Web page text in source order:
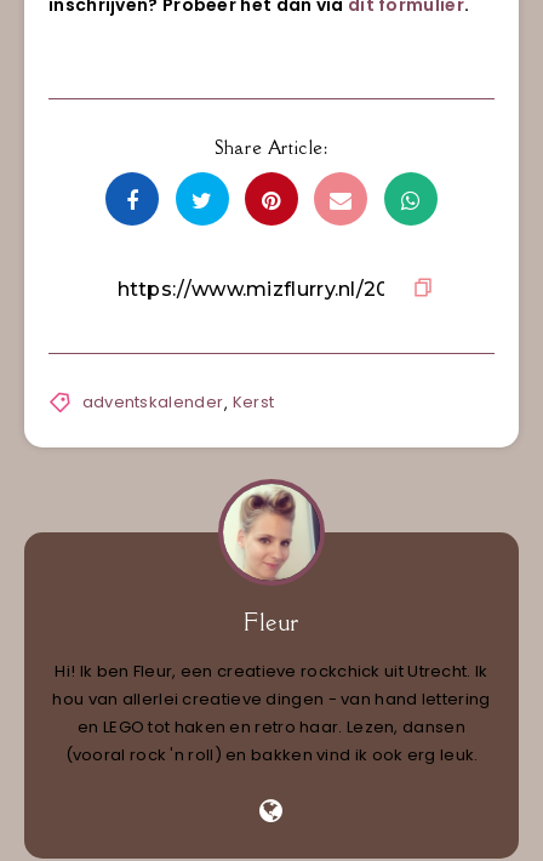
Share Article:
adventskalender, Kerst
Fleur
Hi! Ik ben Fleur, een creatieve rockchick uit Utrecht. Ik
hou van allerlei creatieve dingen - van hand lettering
en LEGO tot haken en retro haar. Lezen, dansen
(vooral rock 'n roll) en bakken vind ik ook erg leuk.